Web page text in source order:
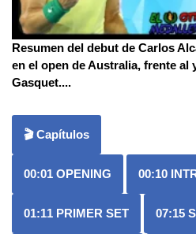
Resumen del debut de Carlos
en el open de Australia, frente al
Gasquet....
🎬 Capítulos
00:01 OPENING 00:10
01:11 PRIMER SET 07:15